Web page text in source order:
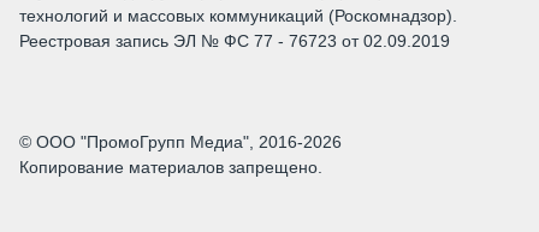
технологий и массовых коммуникаций (Роскомнадзор).
Реестровая запись ЭЛ № ФС 77 - 76723 от 02.09.2019
© ООО "ПромоГрупп Медиа", 2016-2026
Копирование материалов запрещено.